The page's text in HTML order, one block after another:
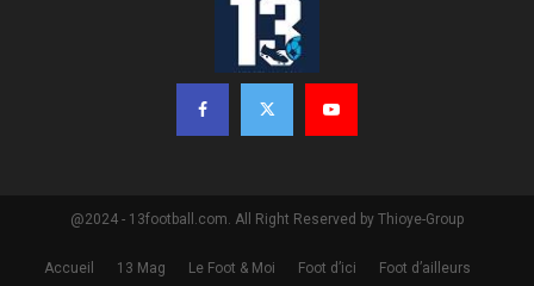
@2024 - 13football.com. All Right Reserved by Thioye-Group
Accueil 13 Mag Le Foot & Moi Foot d’ici Foot d’ailleurs